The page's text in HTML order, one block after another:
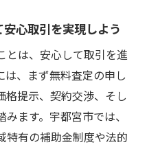
心取引を実現しよう
とは、安心して取引を進
、まず無料査定の申し
提示、契約交渉、そし
ます。宇都宮市では、
特有の補助金制度や法的